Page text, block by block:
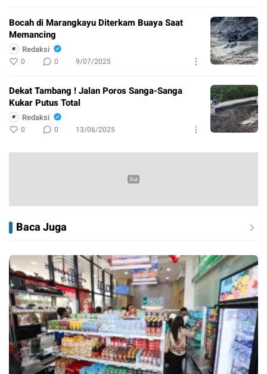
Bocah di Marangkayu Diterkam Buaya Saat
Memancing
Redaksi
0 0 9/07/2025
Dekat Tambang ! Jalan Poros Sanga-Sanga
Kukar Putus Total
Redaksi
0 0 13/06/2025
Baca Juga